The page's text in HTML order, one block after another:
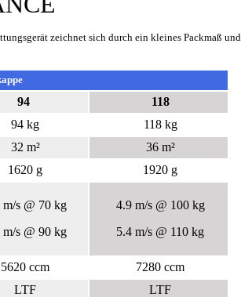
zeichnet sich durch ein kleines Packmaß und
94
118
94 kg
118 kg
32 m²
36 m²
1620 g 1920 g
m/s @ 70 kg
m/s @ 90 kg
4.9 m/s @ 100 kg
5.4 m/s @ 110 kg
5620 ccm
7280 ccm
LTF
LTF